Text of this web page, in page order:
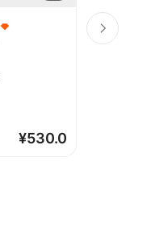
¥530.0
墨尔本艾
Le